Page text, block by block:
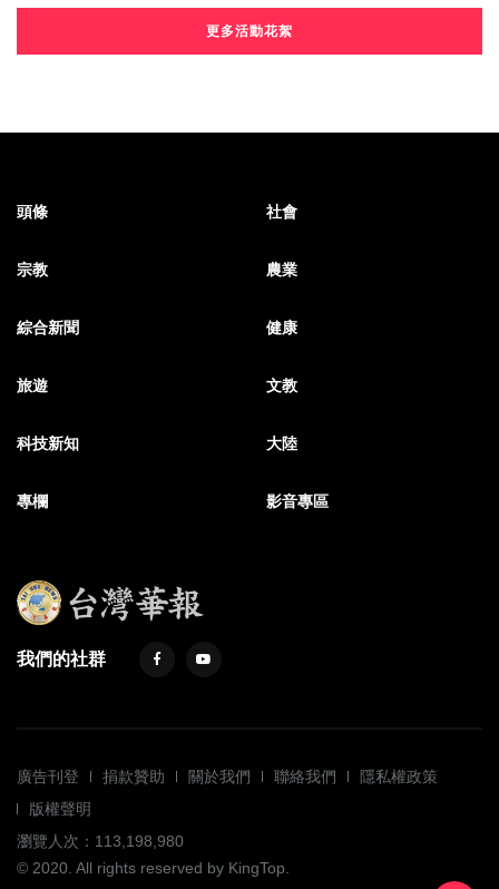
更多活動花絮
頭條 社會
宗教 農業
綜合新聞 健康
旅遊 文教
科技新知 大陸
專欄 影音專區
我們的社群
廣告刊登 捐款贊助 關於我們 聯絡我們
隱私權政策
版權聲明
瀏覽人次：113,198,980
© 2020. All rights reserved by KingTop.